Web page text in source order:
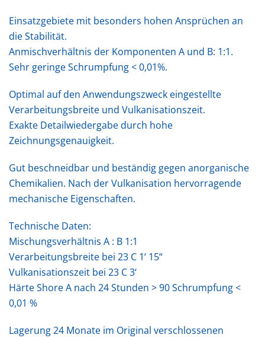
Einsatzgebiete mit besonders hohen Ansprüchen an
die Stabilität.
Anmischverhältnis der Komponenten A und B: 1:1.
Sehr geringe Schrumpfung < 0,01%.
Optimal auf den Anwendungszweck eingestellte
Verarbeitungsbreite und Vulkanisationszeit.
Exakte Detailwiedergabe durch hohe
Zeichnungsgenauigkeit.
Gut beschneidbar und beständig gegen anorganische
Chemikalien. Nach der Vulkanisation hervorragende
mechanische Eigenschaften.
Technische Daten:
Mischungsverhältnis A : B 1:1
Verarbeitungsbreite bei 23 C 1‘ 15“
Vulkanisationszeit bei 23 C 3‘
Härte Shore A nach 24 Stunden > 90 Schrumpfung <
0,01 %
Lagerung 24 Monate im Original verschlossenen